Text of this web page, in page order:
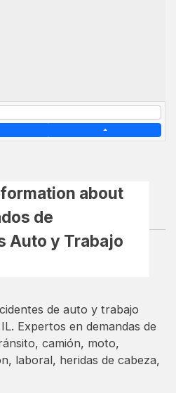
about
de
Auto y Trabajo
de auto y trabajo
Expertos en demandas de
camión, moto,
laboral, heridas de cabeza,